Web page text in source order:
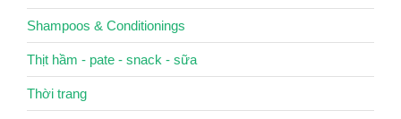
Shampoos & Conditionings
Thịt hầm - pate - snack - sữa
Thời trang